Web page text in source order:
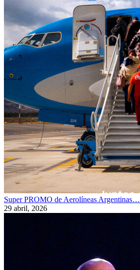
Super PROMO de Aerolíneas Argentinas…
29 abril, 2026